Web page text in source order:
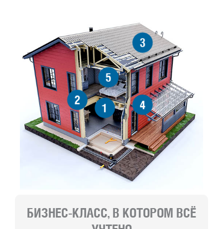
1
2
3
4
5
БИЗНЕС-КЛАСС, В КОТОРОМ ВСЁ